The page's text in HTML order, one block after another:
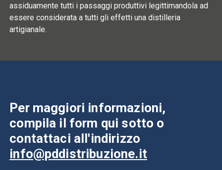
assiduamente tutti i passaggi produttivi legittimandola ad
essere considerata a tutti gli effetti una distilleria
artigianale.
Per maggiori informazioni,
compila il form qui sotto o
contattaci all'indirizzo
info@pddistribuzione.it